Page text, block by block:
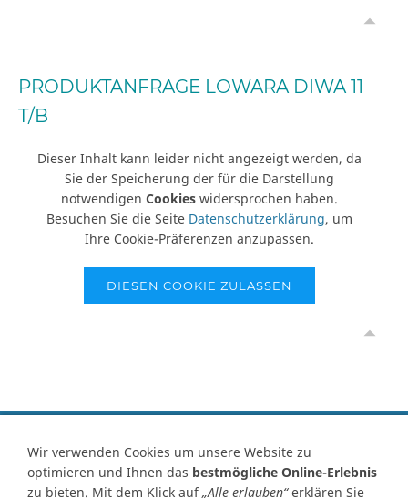
PRODUKTANFRAGE LOWARA DIWA 11
T/B
Dieser Inhalt kann leider nicht angezeigt werden, da
Sie der Speicherung der für die Darstellung
notwendigen Cookies widersprochen haben.
Besuchen Sie die Seite Datenschutzerklärung, um
Ihre Cookie-Präferenzen anzupassen.
DIESEN COOKIE ZULASSEN
Vertrag widerrufen
Kontakt Ersatzteile-AnfrageZahlungsartenVersand
Wir verwenden Cookies um unsere Website zu
optimieren und Ihnen das bestmögliche Online-Erlebnis
zu bieten. Mit dem Klick auf„Alle erlauben“erklären Sie